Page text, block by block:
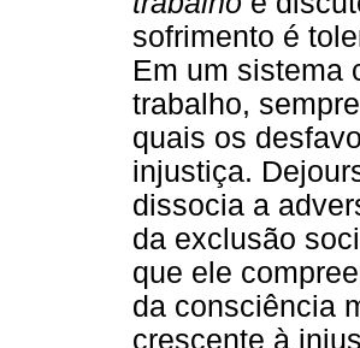
sofrimento é
Em um sistema
trabalho,
quais os
injustiça.
dissocia a
da exclusão
que ele
da consciência
crescente à